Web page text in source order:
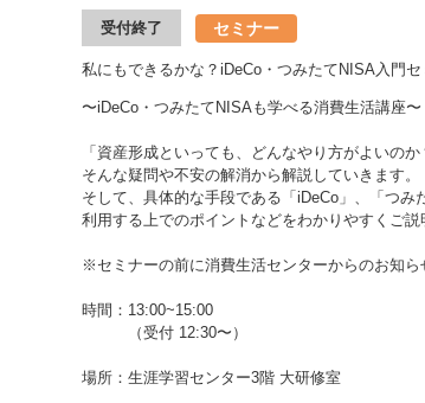
受付終了 セミナー
私にもできるかな？iDeCo・つみたてNISA入門セ
〜iDeCo・つみたてNISAも学べる消費生活講座〜
「資産形成といっても、どんなやり方がよいの
そんな疑問や不安の解消から解説していきます。
そして、具体的な手段である「iDeCo」、「つみ
利用する上でのポイントなどをわかりやすくご説
※セミナーの前に消費生活センターからのお知ら
時間：13:00~15:00
（受付 12:30〜）
場所：生涯学習センター3階 大研修室